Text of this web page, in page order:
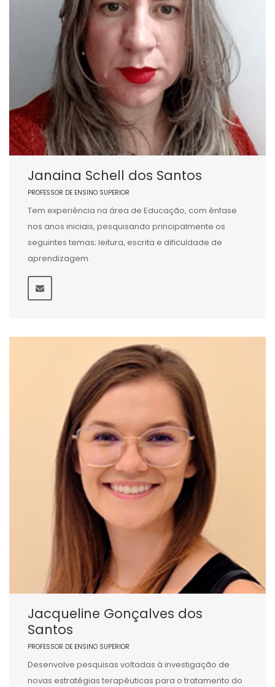
Janaina Schell dos Santos
PROFESSOR DE ENSINO SUPERIOR
Tem experiência na área de Educação, com ênfase
nos anos iniciais, pesquisando principalmente os
seguintes temas; leitura, escrita e dificuldade de
aprendizagem.
Jacqueline Gonçalves dos
Santos
PROFESSOR DE ENSINO SUPERIOR
Desenvolve pesquisas voltadas à investigação de
novas estratégias terapêuticas para o tratamento do